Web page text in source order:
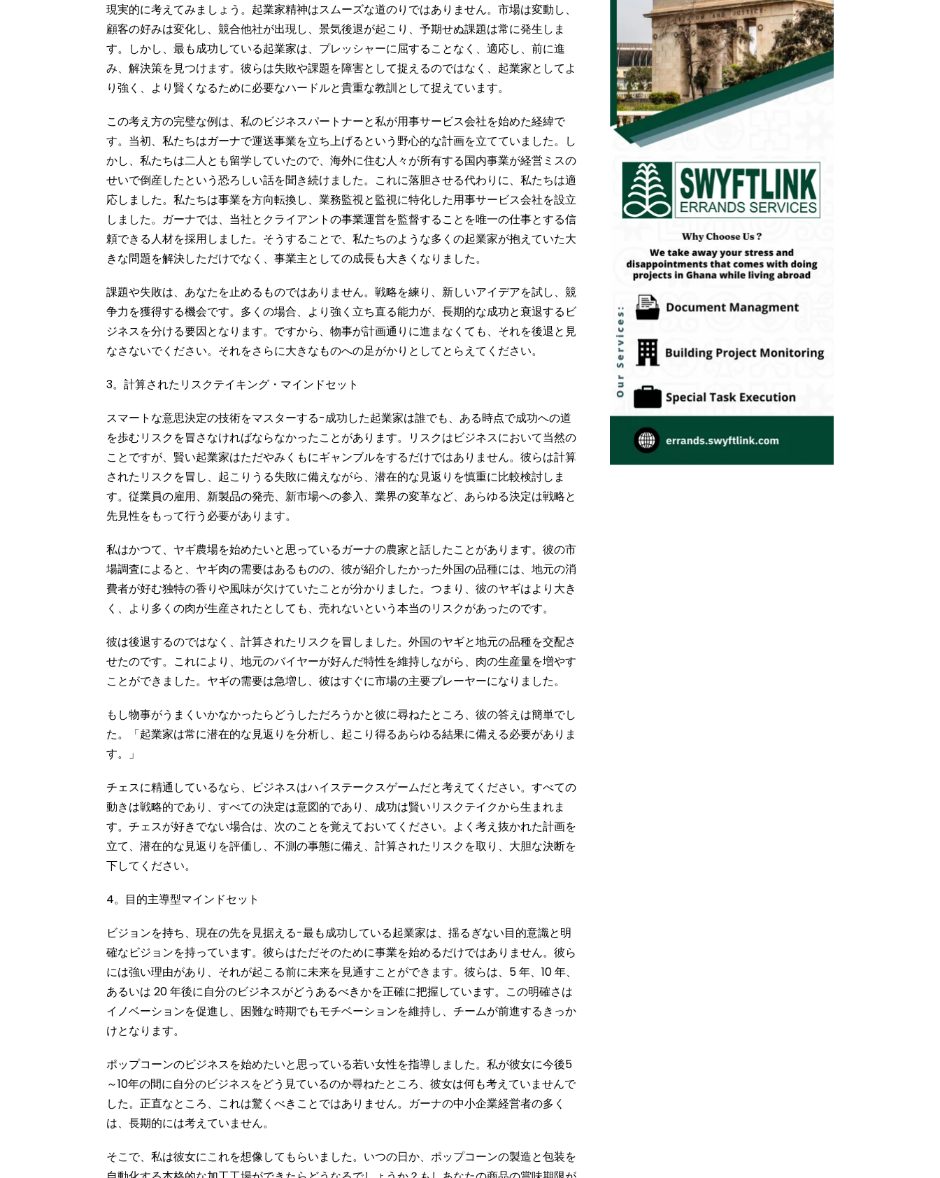
現実的に考えてみましょう。起業家精神はスムーズな道のりではありません。市場は変動し、
顧客の好みは変化し、競合他社が出現し、景気後退が起こり、予期せぬ課題は常に発生しま
す。しかし、最も成功している起業家は、プレッシャーに屈することなく、適応し、前に進
み、解決策を見つけます。彼らは失敗や課題を障害として捉えるのではなく、起業家としてよ
り強く、より賢くなるために必要なハードルと貴重な教訓として捉えています。
この考え方の完璧な例は、私のビジネスパートナーと私が用事サービス会社を始めた経緯で
す。当初、私たちはガーナで運送事業を立ち上げるという野心的な計画を立てていました。し
かし、私たちは二人とも留学していたので、海外に住む人々が所有する国内事業が経営ミスの
せいで倒産したという恐ろしい話を聞き続けました。これに落胆させる代わりに、私たちは適
応しました。私たちは事業を方向転換し、業務監視と監視に特化した用事サービス会社を設立
しました。ガーナでは、当社とクライアントの事業運営を監督することを唯一の仕事とする信
頼できる人材を採用しました。そうすることで、私たちのような多くの起業家が抱えていた大
きな問題を解決しただけでなく、事業主としての成長も大きくなりました。
課題や失敗は、あなたを止めるものではありません。戦略を練り、新しいアイデアを試し、競
争力を獲得する機会です。多くの場合、より強く立ち直る能力が、長期的な成功と衰退するビ
ジネスを分ける要因となります。ですから、物事が計画通りに進まなくても、それを後退と見
なさないでください。それをさらに大きなものへの足がかりとしてとらえてください。
3。計算されたリスクテイキング・マインドセット
スマートな意思決定の技術をマスターする-成功した起業家は誰でも、ある時点で成功への道
を歩むリスクを冒さなければならなかったことがあります。リスクはビジネスにおいて当然の
ことですが、賢い起業家はただやみくもにギャンブルをするだけではありません。彼らは計算
されたリスクを冒し、起こりうる失敗に備えながら、潜在的な見返りを慎重に比較検討しま
す。従業員の雇用、新製品の発売、新市場への参入、業界の変革など、あらゆる決定は戦略と
先見性をもって行う必要があります。
私はかつて、ヤギ農場を始めたいと思っているガーナの農家と話したことがあります。彼の市
場調査によると、ヤギ肉の需要はあるものの、彼が紹介したかった外国の品種には、地元の消
費者が好む独特の香りや風味が欠けていたことが分かりました。つまり、彼のヤギはより大き
く、より多くの肉が生産されたとしても、売れないという本当のリスクがあったのです。
彼は後退するのではなく、計算されたリスクを冒しました。外国のヤギと地元の品種を交配さ
せたのです。これにより、地元のバイヤーが好んだ特性を維持しながら、肉の生産量を増やす
ことができました。ヤギの需要は急増し、彼はすぐに市場の主要プレーヤーになりました。
もし物事がうまくいかなかったらどうしただろうかと彼に尋ねたところ、彼の答えは簡単でし
た。「起業家は常に潜在的な見返りを分析し、起こり得るあらゆる結果に備える必要がありま
す。」
チェスに精通しているなら、ビジネスはハイステークスゲームだと考えてください。すべての
動きは戦略的であり、すべての決定は意図的であり、成功は賢いリスクテイクから生まれま
す。チェスが好きでない場合は、次のことを覚えておいてください。よく考え抜かれた計画を
立て、潜在的な見返りを評価し、不測の事態に備え、計算されたリスクを取り、大胆な決断を
下してください。
4。目的主導型マインドセット
ビジョンを持ち、現在の先を見据える-最も成功している起業家は、揺るぎない目的意識と明
確なビジョンを持っています。彼らはただそのために事業を始めるだけではありません。彼ら
には強い理由があり、それが起こる前に未来を見通すことができます。彼らは、5 年、10 年、
あるいは 20 年後に自分のビジネスがどうあるべきかを正確に把握しています。この明確さは
イノベーションを促進し、困難な時期でもモチベーションを維持し、チームが前進するきっか
けとなります。
ポップコーンのビジネスを始めたいと思っている若い女性を指導しました。私が彼女に今後5
～10年の間に自分のビジネスをどう見ているのか尋ねたところ、彼女は何も考えていませんで
した。正直なところ、これは驚くべきことではありません。ガーナの中小企業経営者の多く
は、長期的には考えていません。
そこで、私は彼女にこれを想像してもらいました。いつの日か、ポップコーンの製造と包装を